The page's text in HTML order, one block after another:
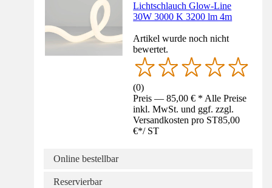
Lichtschlauch Glow-Line
30W 3000 K 3200 lm 4m
Artikel wurde noch nicht
bewertet.
(0)
Preis — 85,00 € * Alle Preise
inkl. MwSt. und ggf. zzgl.
Versandkosten pro ST85,00
€*/ ST
Online bestellbar
Reservierbar